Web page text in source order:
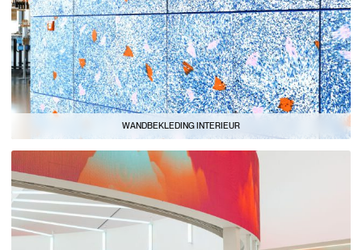
WANDBEKLEDING INTERIEUR